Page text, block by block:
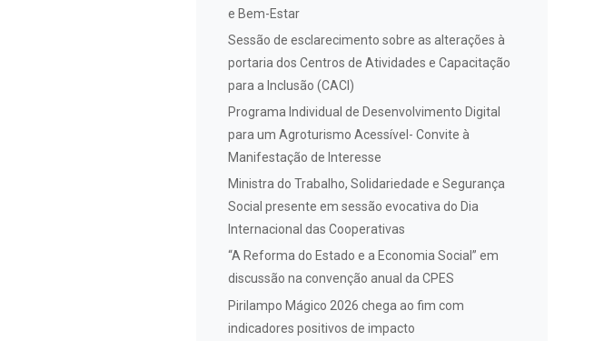
e Bem-Estar
Sessão de esclarecimento sobre as alterações à
portaria dos Centros de Atividades e Capacitação
para a Inclusão (CACI)
Programa Individual de Desenvolvimento Digital
para um Agroturismo Acessível- Convite à
Manifestação de Interesse
Ministra do Trabalho, Solidariedade e Segurança
Social presente em sessão evocativa do Dia
Internacional das Cooperativas
“A Reforma do Estado e a Economia Social” em
discussão na convenção anual da CPES
Pirilampo Mágico 2026 chega ao fim com
indicadores positivos de impacto